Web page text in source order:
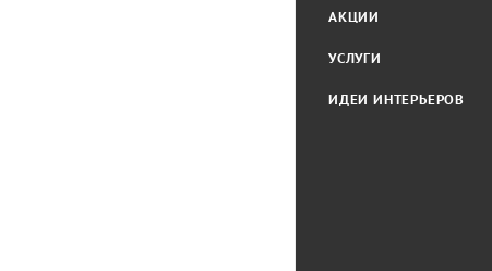
АКЦИИ
УСЛУГИ
ИДЕИ ИНТЕРЬЕРОВ